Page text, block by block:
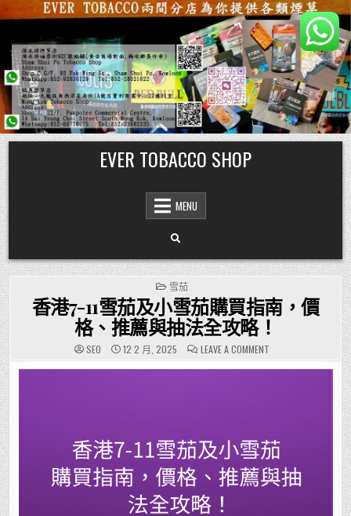
Skip
to
content
EVER TOBACCO SHOP
MENU
POSTED
IN
雪茄
香港7-11雪茄及小雪茄購買指南，價
格、推薦與抽法全攻略！
SEO 12 2 月, 2025 LEAVE A COMMENTON
香
港
茄
購
買
指
南，
價